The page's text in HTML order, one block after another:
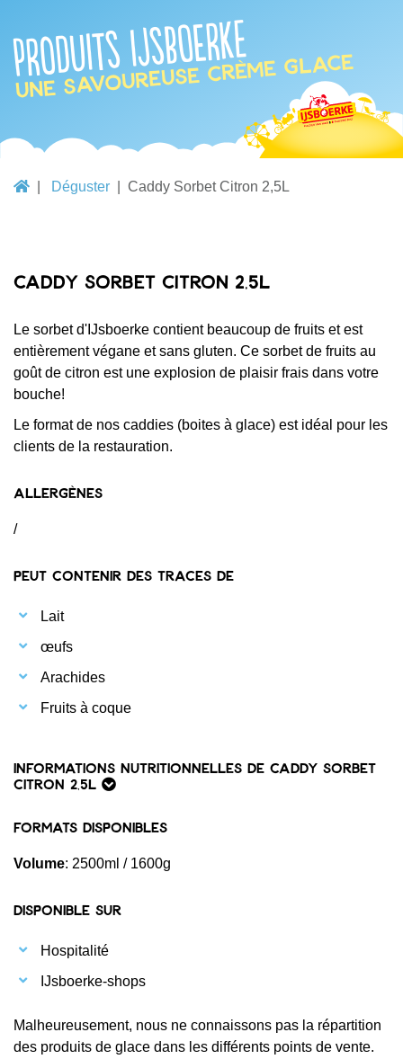
Produits IJsboerke
une savoureuse crème glace
Déguster Caddy Sorbet Citron 2,5L
Caddy Sorbet Citron 2,5L
Le sorbet d'IJsboerke contient beaucoup de fruits et est
entièrement végane et sans gluten. Ce sorbet de fruits au
goût de citron est une explosion de plaisir frais dans votre
bouche!
Le format de nos caddies (boites à glace) est idéal pour les
clients de la restauration.
Allergènes
/
Peut contenir des traces de
Lait
œufs
Arachides
Fruits à coque
Informations nutritionnelles de Caddy Sorbet
Citron 2,5L
Formats disponibles
Volume: 2500ml / 1600g
Disponible sur
Hospitalité
IJsboerke-shops
Malheureusement, nous ne connaissons pas la répartition
des produits de glace dans les différents points de vente.